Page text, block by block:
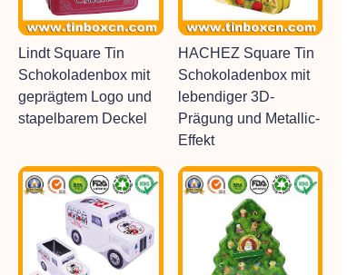
Lindt Square Tin
Schokoladenbox mit
geprägtem Logo und
stapelbarem Deckel
HACHEZ Square Tin
Schokoladenbox mit
lebendiger 3D-
Prägung und Metallic-
Effekt